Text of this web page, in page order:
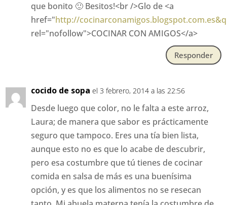
que bonito 🙂 Besitos!<br />Glo de <a
href="http://
rel="nofollow">COCINAR CON AMIGOS</a>
Responder
cocido de sopa el 3 febrero, 2014 a las 22:56
Desde luego que color, no le falta a este arroz,
Laura; de manera que sabor es prácticamente
seguro que tampoco. Eres una tía bien lista,
aunque esto no es que lo acabe de descubrir,
pero esa costumbre que tú tienes de cocinar
comida en salsa de más es una buenísima
opción, y es que los alimentos no se resecan